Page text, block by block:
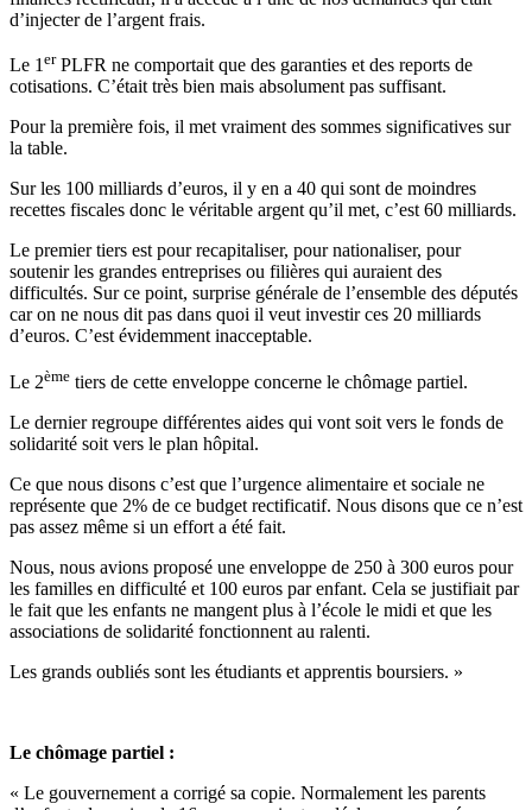
d’injecter de l’argent frais.
Le 1erPLFR ne comportait que des garanties et des reports de
cotisations. C’était très bien mais absolument pas suffisant.
Pour la première fois, il met vraiment des sommes significatives sur
la table.
Sur les 100 milliards d’euros, il y en a 40 qui sont de moindres
recettes fiscales donc le véritable argent qu’il met, c’est 60 milliards.
Le premier tiers est pour recapitaliser, pour nationaliser, pour
soutenir les grandes entreprises ou filières qui auraient des
difficultés. Sur ce point, surprise générale de l’ensemble des députés
car on ne nous dit pas dans quoi il veut investir ces 20 milliards
d’euros. C’est évidemment inacceptable.
Le 2ème tiers de cette enveloppe concerne le chômage partiel.
Le dernier regroupe différentes aides qui vont soit vers le fonds de
solidarité soit vers le plan hôpital.
Ce que nous disons c’est que l’urgence alimentaire et sociale ne
représente que 2% de ce budget rectificatif. Nous disons que ce n’est
pas assez même si un effort a été fait.
Nous, nous avions proposé une enveloppe de 250 à 300 euros pour
les familles en difficulté et 100 euros par enfant. Cela se justifiait par
le fait que les enfants ne mangent plus à l’école le midi et que les
associations de solidarité fonctionnent au ralenti.
Les grands oubliés sont les étudiants et apprentis boursiers. »
Le chômage partiel :
« Le gouvernement a corrigé sa copie. Normalement les parents